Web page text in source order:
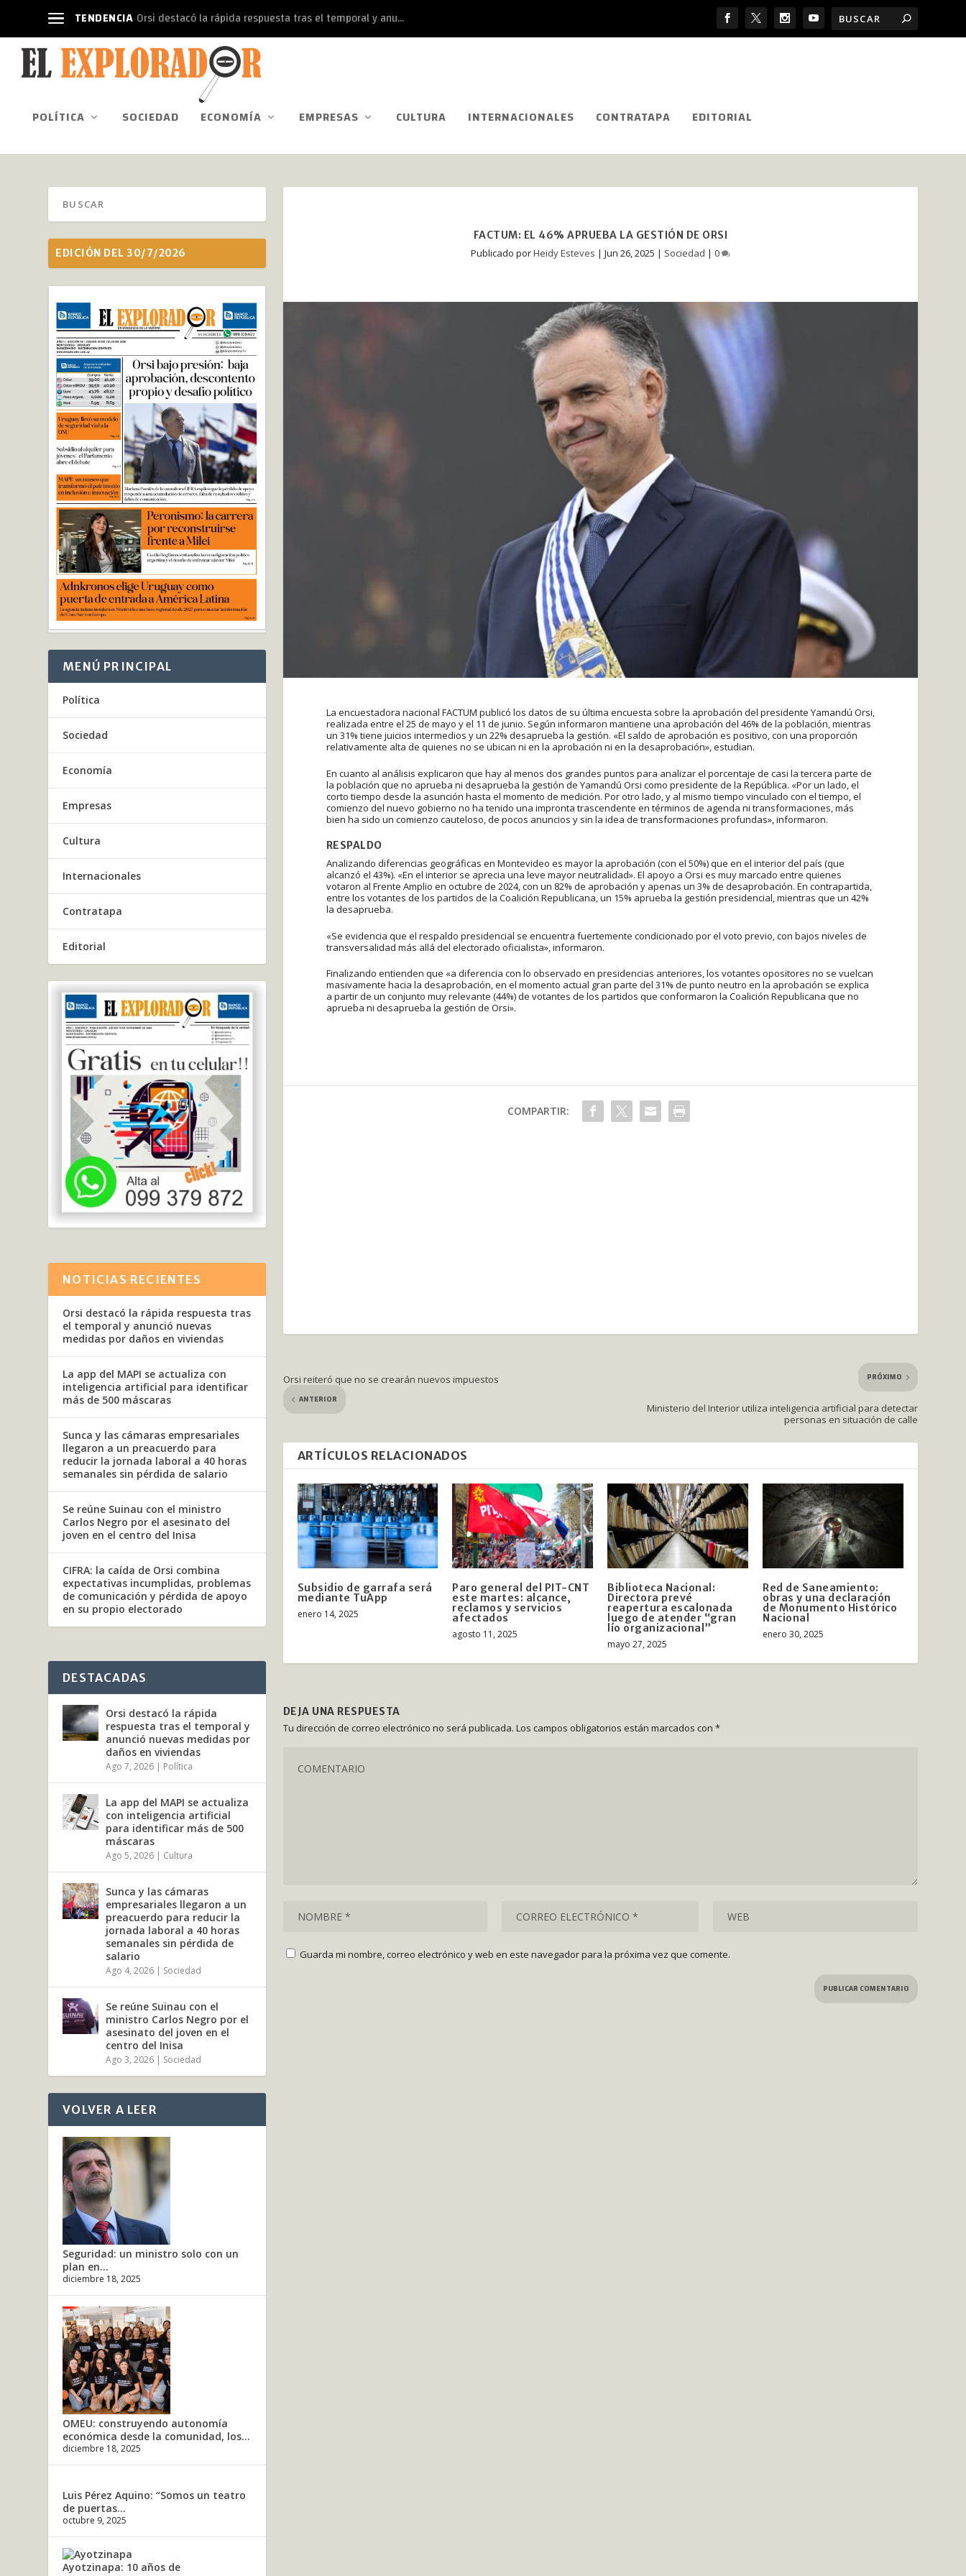
TENDENCIA Orsi destacó la rápida respuesta tras el temporal y anu...
POLÍTICA SOCIEDAD ECONOMÍA EMPRESAS CULTURA INTERNACIONALES CONTRATAPA EDITORIAL
FACTUM: EL 46% APRUEBA LA GESTIÓN DE ORSI
Publicado porHeidy Esteves | Jun 26, 2025 | Sociedad | 0
La encuestadora nacional FACTUM publicó los datos de su última encuesta sobre la aprobación del presidente Yamandú Orsi,
realizada entre el 25 de mayo y el 11 de junio. Según informaron mantiene una aprobación del 46% de la población, mientras
un 31% tiene juicios intermedios y un 22% desaprueba la gestión. «El saldo de aprobación es positivo, con una proporción
relativamente alta de quienes no se ubican ni en la aprobación ni en la desaprobación», estudian.
En cuanto al análisis explicaron que hay al menos dos grandes puntos para analizar el porcentaje de casi la tercera parte de
la población que no aprueba ni desaprueba la gestión de Yamandú Orsi como presidente de la República. «Por un lado, el
corto tiempo desde la asunción hasta el momento de medición. Por otro lado, y al mismo tiempo vinculado con el tiempo, el
comienzo del nuevo gobierno no ha tenido una impronta trascendente en términos de agenda ni transformaciones, más
bien ha sido un comienzo cauteloso, de pocos anuncios y sin la idea de transformaciones profundas», informaron.
RESPALDO
Analizando diferencias geográficas en Montevideo es mayor la aprobación (con el 50%) que en el interior del país (que
alcanzó el 43%). «En el interior se aprecia una leve mayor neutralidad». El apoyo a Orsi es muy marcado entre quienes
votaron al Frente Amplio en octubre de 2024, con un 82% de aprobación y apenas un 3% de desaprobación. En contrapartida,
entre los votantes de los partidos de la Coalición Republicana, un 15% aprueba la gestión presidencial, mientras que un 42%
la desaprueba.
«Se evidencia que el respaldo presidencial se encuentra fuertemente condicionado por el voto previo, con bajos niveles de
transversalidad más allá del electorado oficialista», informaron.
Finalizando entienden que «a diferencia con lo observado en presidencias anteriores, los votantes opositores no se vuelcan
masivamente hacia la desaprobación, en el momento actual gran parte del 31% de punto neutro en la aprobación se explica
a partir de un conjunto muy relevante (44%) de votantes de los partidos que conformaron la Coalición Republicana que no
aprueba ni desaprueba la gestión de Orsi».
COMPARTIR:
Orsi reiteró que no se crearán nuevos impuestos
ANTERIOR
PRÓXIMO
Ministerio del Interior utiliza inteligencia artificial para detectar
personas en situación de calle
ARTÍCULOS RELACIONADOS
Subsidio de garrafa será
mediante TuApp
enero 14, 2025
Paro general del PIT-CNT
este martes: alcance,
reclamos y servicios
afectados
agosto 11, 2025
Biblioteca Nacional:
Directora prevé
reapertura escalonada
luego de atender “gran
lío organizacional”
mayo 27, 2025
Red de Saneamiento:
obras y una declaración
de Monumento Histórico
Nacional
enero 30, 2025
DEJA UNA RESPUESTA
Tu dirección de correo electrónico no será publicada. Los campos obligatorios están marcados con *
Guarda mi nombre, correo electrónico y web en este navegador para la próxima vez que comente.
EDICIÓN DEL 30/7/2026
MENÚ PRINCIPAL
Política
Sociedad
Economía
Empresas
Cultura
Internacionales
Contratapa
Editorial
NOTICIAS RECIENTES
Orsi destacó la rápida respuesta tras
el temporal y anunció nuevas
medidas por daños en viviendas
La app del MAPI se actualiza con
inteligencia artificial para identificar
más de 500 máscaras
Sunca y las cámaras empresariales
llegaron a un preacuerdo para
reducir la jornada laboral a 40 horas
semanales sin pérdida de salario
Se reúne Suinau con el ministro
Carlos Negro por el asesinato del
joven en el centro del Inisa
CIFRA: la caída de Orsi combina
expectativas incumplidas, problemas
de comunicación y pérdida de apoyo
en su propio electorado
DESTACADAS
Orsi destacó la rápida
respuesta tras el temporal y
anunció nuevas medidas por
daños en viviendas
Ago 7, 2026 | Política
La app del MAPI se actualiza
con inteligencia artificial
para identificar más de 500
máscaras
Ago 5, 2026 | Cultura
Sunca y las cámaras
empresariales llegaron a un
preacuerdo para reducir la
jornada laboral a 40 horas
semanales sin pérdida de
salario
Ago 4, 2026 | Sociedad
Se reúne Suinau con el
ministro Carlos Negro por el
asesinato del joven en el
centro del Inisa
Ago 3, 2026 | Sociedad
VOLVER A LEER
Seguridad: un ministro solo con un
plan en...
diciembre 18, 2025
OMEU: construyendo autonomía
económica desde la comunidad, los...
diciembre 18, 2025
Luis Pérez Aquino: “Somos un teatro
de puertas...
octubre 9, 2025
Ayotzinapa: 10 años de